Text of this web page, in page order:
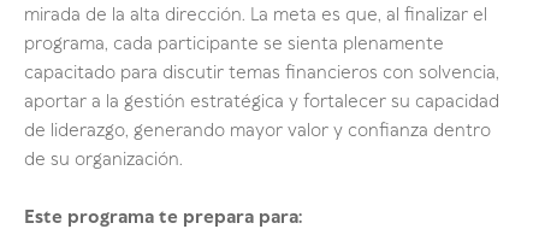
mirada de la alta dirección. La meta es que, al finalizar el
programa, cada participante se sienta plenamente
capacitado para discutir temas financieros con solvencia,
aportar a la gestión estratégica y fortalecer su capacidad
de liderazgo, generando mayor valor y confianza dentro
de su organización.
Este programa te prepara para: